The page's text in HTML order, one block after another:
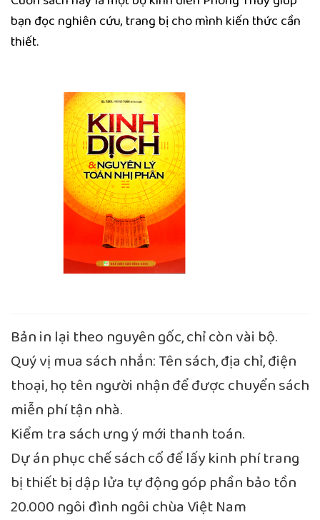
bạn đọc nghiên cứu, trang bị cho mình kiến thức cần
thiết.
Bản in lại theo nguyên gốc, chỉ còn vài bộ.
Quý vị mua sách nhắn: Tên sách, địa chỉ, điện
thoại, họ tên người nhận để được chuyển sách
miễn phí tận nhà.
Kiểm tra sách ưng ý mới thanh toán.
Dự án phục chế sách cổ để lấy kinh phí trang
bị thiết bị dập lửa tự động góp phần bảo tồn
20.000 ngôi đình ngôi chùa Việt Nam